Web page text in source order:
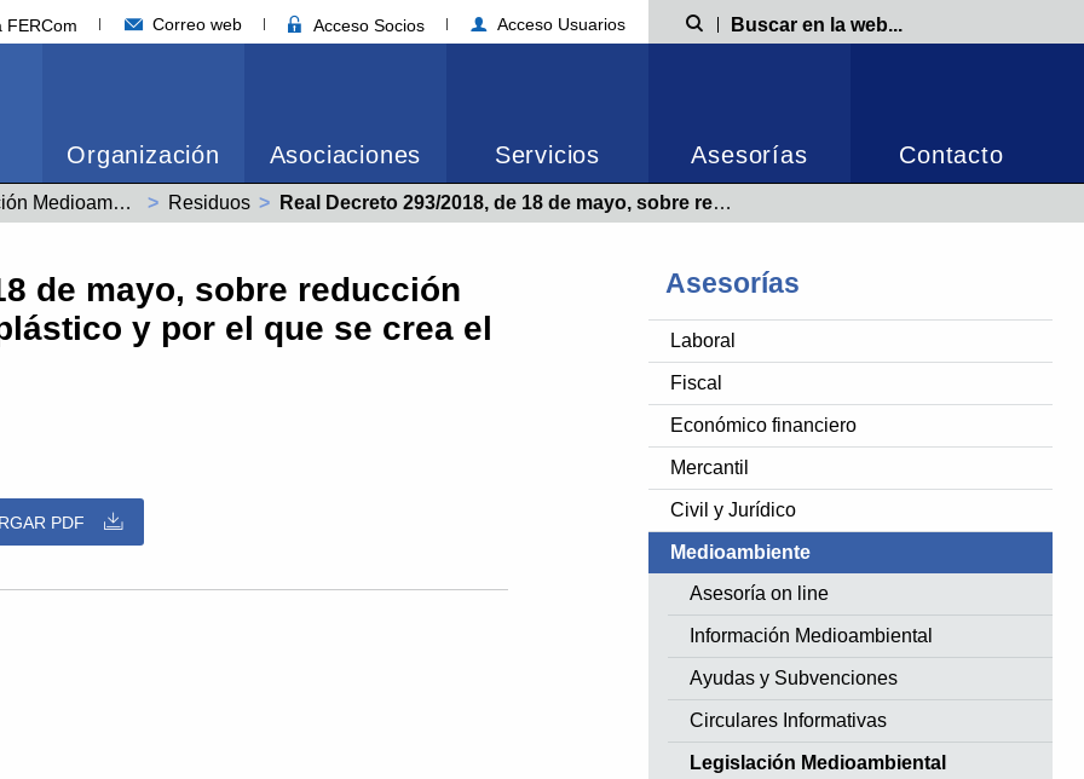
FERCom Correo web Acceso Socios Acceso Usuarios Búsqueda
Organización Asociaciones Servicios Asesorías Contacto
Legislación Medioambiental Residuos Actual:
Real Decreto 293/2018, de 18 de mayo, sobre reducción del consumo de bolsas de plástico y por el que se crea el Registro de Productores
Asesorías
Laboral
Fiscal
Económico financiero
Mercantil
Civil y Jurídico
Medioambiente
Asesoría on line
Información Medioambiental
Ayudas y Subvenciones
Circulares Informativas
Legislación Medioambiental
de mayo, sobre reducción
y por el que se crea el
PDF